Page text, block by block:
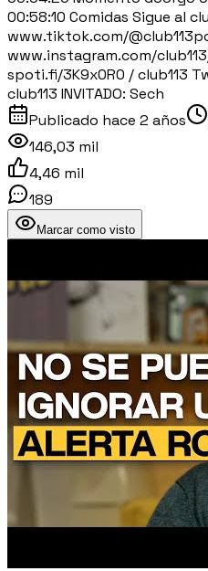
00:58:10 Comidas Sigue al
www.tiktok.com/
www.instagram.com/
spoti.fi/3K9x0R0 / club113
club113 INVITADO: Sech
Publicado hace 2 años
146,03 mil
4,46 mil
189
Marcar como visto